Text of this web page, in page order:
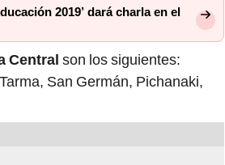
2019’ dará charla en el
Central son los siguientes:
San Germán, Pichanaki,